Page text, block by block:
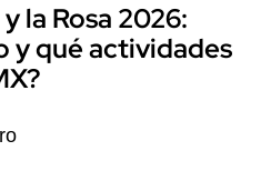
la Rosa 2026:
y qué actividades